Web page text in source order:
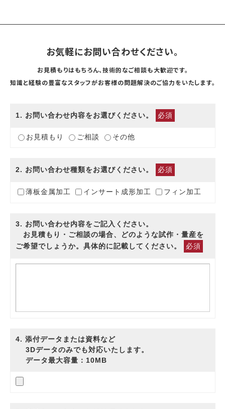
お気軽にお問い合わせください。
お見積もりはもちろん、技術的なご相談も大歓迎です。
知識と経験の豊富なスタッフがお客様の問題解決のご協力をいたします。
1. お問い合わせ内容をお選びください。 必須
お見積もり ご相談 その他
2. お問い合わせ種類をお選びください。 必須
薄板金属加工 インサート成形加工 フィン加工
3. お問い合わせ内容をご記入ください。
お見積もり・ご相談の場合、どのような試作・量産を
ご希望でしょうか。具体的に記載してください。
必須
4. 添付データまたは資料など
3Dデータのみでも対応いたします。
データ最大容量：10MB